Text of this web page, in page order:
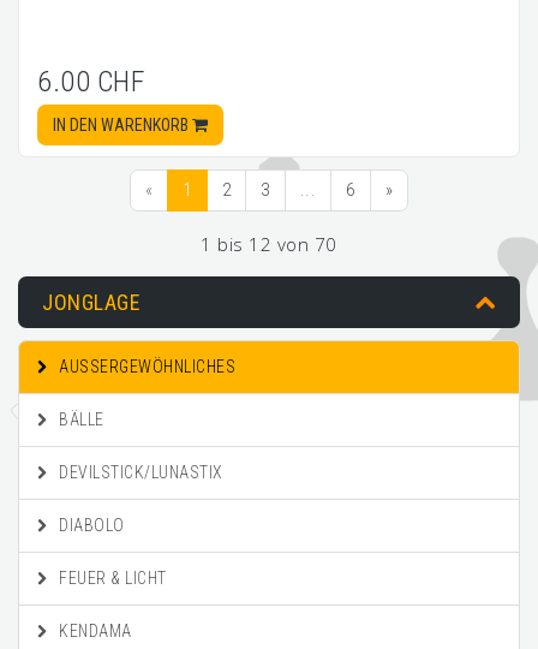
6.00 CHF
IN DEN WARENKORB
« 1 2 3 ... 6 »
1 bis 12 von 70
JONGLAGE
AUSSERGEWÖHNLICHES
BÄLLE
DEVILSTICK/LUNASTIX
DIABOLO
FEUER & LICHT
KENDAMA